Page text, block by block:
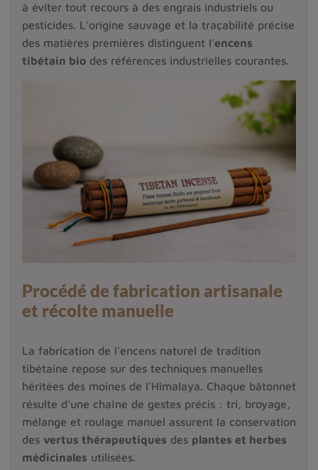
à éviter tout recours à des engrais industriels ou
pesticides. L’origine sauvage et la traçabilité précise
des matières premières distinguent l’encens
tibétain biodes références industrielles courantes.
Procédé de fabrication artisanale
et récolte manuelle
La fabrication de l'encens naturel de tradition
tibétaine repose sur des techniques manuelles
héritées des moines de l’Himalaya. Chaque bâtonnet
résulte d’une chaîne de gestes précis : tri, broyage,
mélange et roulage manuel assurent la conservation
des vertus thérapeutiques des plantes et herbes
médicinales utilisées.